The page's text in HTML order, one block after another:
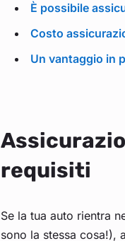
È possibile
Costo
Un vantaggio in
requisiti
Se la tua auto rientra
sono la stessa cosa!),